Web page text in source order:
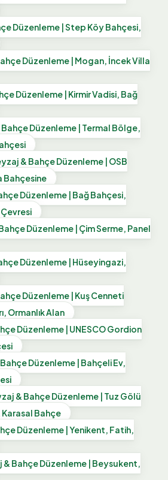
Düzenleme | Step Köy Bahçesi,
Düzenleme | Mogan, İncek Villa
Düzenleme | Kirmir Vadisi, Bağ
Düzenleme | Termal Bölge,
& Bahçe Düzenleme | OSB
Bahçesine
Düzenleme | Bağ Bahçesi,
Çevresi
Düzenleme | Çim Serme, Panel
Düzenleme | Hüseyingazi,
Düzenleme | Kuş Cenneti
Ormanlık Alan
Düzenleme | UNESCO Gordion
Düzenleme | Bahçeli Ev,
& Bahçe Düzenleme | Tuz Gölü
Bahçe
Düzenleme | Yenikent, Fatih,
& Bahçe Düzenleme | Beysukent,